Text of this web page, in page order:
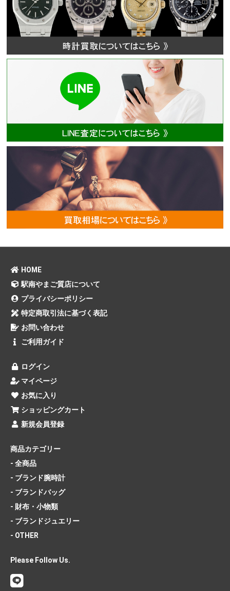
HOME
駅南やまご質店について
プライバシーポリシー
特定商取引法に基づく表記
お問い合わせ
ご利用ガイド
ログイン
マイページ
お気に入り
ショッピングカート
新規会員登録
商品カテゴリー
- 全商品
- ブランド腕時計
- ブランドバッグ
- 財布・小物類
- ブランドジュエリー
- OTHER
Please Follow Us.